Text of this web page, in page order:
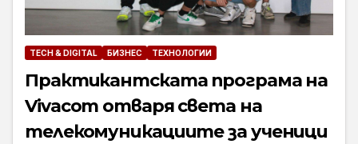
TECH & DIGITAL БИЗНЕС ТЕХНОЛОГИИ
Практикантската програма на
Vivacom отваря света на
телекомуникациите за ученици